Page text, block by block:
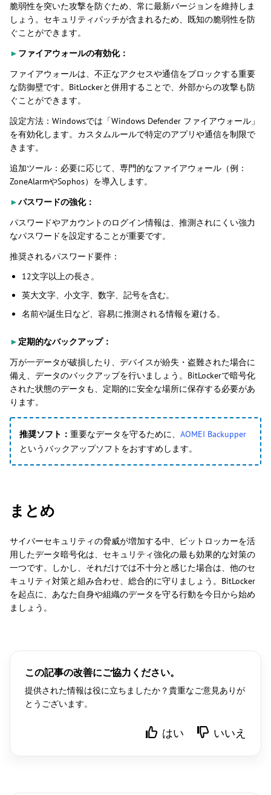
脆弱性を突いた攻撃を防ぐため、常に最新バージョンを維持しま
しょう。セキュリティパッチが含まれるため、既知の脆弱性を防
ぐことができます。
► ファイアウォールの有効化：
ファイアウォールは、不正なアクセスや通信をブロックする重要
な防御壁です。BitLockerと併用することで、外部からの攻撃も防
ぐことができます。
設定方法：Windowsでは「Windows Defender ファイアウォール」
を有効化します。カスタムルールで特定のアプリや通信を制限で
きます。
追加ツール：必要に応じて、専門的なファイアウォール（例：
ZoneAlarmやSophos）を導入します。
►パスワードの強化：
パスワードやアカウントのログイン情報は、推測されにくい強力
なパスワードを設定することが重要です。
推奨されるパスワード要件：
12文字以上の長さ。
英大文字、小文字、数字、記号を含む。
名前や誕生日など、容易に推測される情報を避ける。
► 定期的なバックアップ：
万が一データが破損したり、デバイスが紛失・盗難された場合に
備え、データのバックアップを行いましょう。BitLockerで暗号化
された状態のデータも、定期的に安全な場所に保存する必要があ
ります。
推奨ソフト： 重要なデータを守るために、 AOMEI Backupper
というバックアップソフトをおすすめします。
まとめ
サイバーセキュリティの脅威が増加する中、ビットロッカーを活
用したデータ暗号化は、セキュリティ強化の最も効果的な対策の
一つです。しかし、それだけでは不十分と感じた場合は、他のセ
キュリティ対策と組み合わせ、総合的に守りましょう。BitLocker
を起点に、あなた自身や組織のデータを守る行動を今日から始め
ましょう。
この記事の改善にご協力ください。
提供された情報は役に立ちましたか？貴重なご意見ありが
とうございます。
はい いいえ